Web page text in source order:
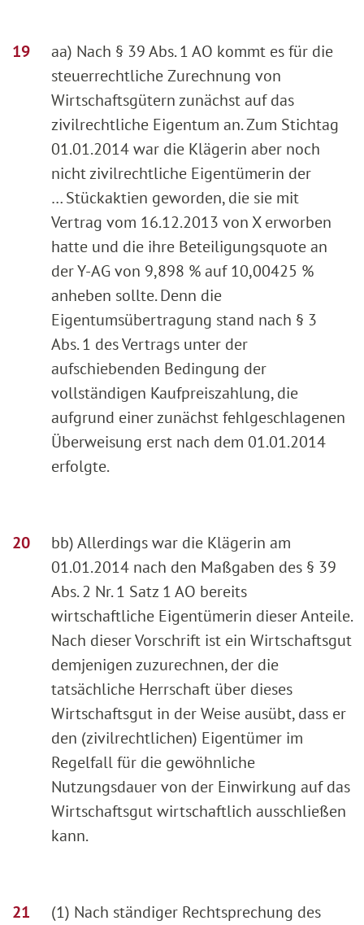
aa) Nach § 39 Abs. 1 AO kommt es für die
steuerrechtliche Zurechnung von
Wirtschaftsgütern zunächst auf das
zivilrechtliche Eigentum an. Zum Stichtag
01.01.2014 war die Klägerin aber noch
nicht zivilrechtliche Eigentümerin der
… Stückaktien geworden, die sie mit
Vertrag vom 16.12.2013 von X erworben
hatte und die ihre Beteiligungsquote an
der Y-AG von 9,898 % auf 10,00425 %
anheben sollte. Denn die
Eigentumsübertragung stand nach § 3
Abs. 1 des Vertrags unter der
aufschiebenden Bedingung der
vollständigen Kaufpreiszahlung, die
aufgrund einer zunächst fehlgeschlagenen
Überweisung erst nach dem 01.01.2014
erfolgte.
bb) Allerdings war die Klägerin am
01.01.2014 nach den Maßgaben des § 39
Abs. 2 Nr. 1 Satz 1 AO bereits
wirtschaftliche Eigentümerin dieser Anteile.
Nach dieser Vorschrift ist ein Wirtschaftsgut
demjenigen zuzurechnen, der die
tatsächliche Herrschaft über dieses
Wirtschaftsgut in der Weise ausübt, dass er
den (zivilrechtlichen) Eigentümer im
Regelfall für die gewöhnliche
Nutzungsdauer von der Einwirkung auf das
Wirtschaftsgut wirtschaftlich ausschließen
kann.
(1) Nach ständiger Rechtsprechung des